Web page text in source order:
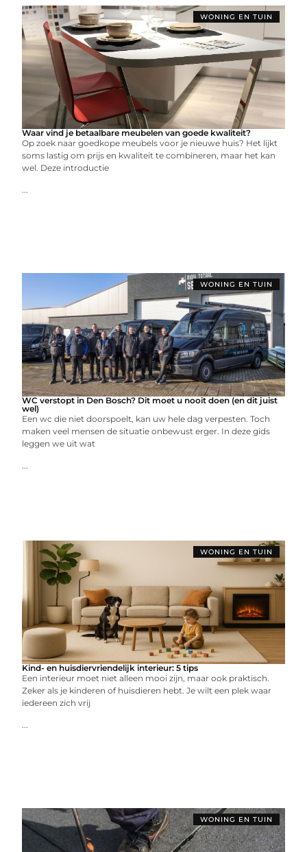
WONING EN TUIN
Waar vind je betaalbare meubelen van goede kwaliteit?
Op zoek naar goedkope meubels voor je nieuwe huis? Het lijkt
soms lastig om prijs en kwaliteit te combineren, maar het kan
wel. Deze introductie
...
WONING EN TUIN
WC verstopt in Den Bosch? Dit moet u nooit doen (en dit juist
wel)
Een wc die niet doorspoelt, kan uw hele dag verpesten. Toch
maken veel mensen de situatie onbewust erger. In deze gids
leggen we uit wat
...
WONING EN TUIN
Kind- en huisdiervriendelijk interieur: 5 tips
Een interieur moet niet alleen mooi zijn, maar ook praktisch.
Zeker als je kinderen of huisdieren hebt. Je wilt een plek waar
iedereen zich vrij
...
WONING EN TUIN